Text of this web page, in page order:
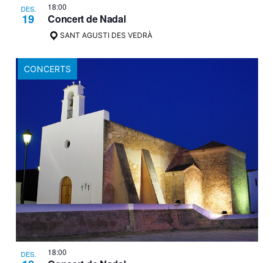
DES.
19
18:00
Concert de Nadal
SANT AGUSTI DES VEDRÀ
CONCERTS
DES. 18:00